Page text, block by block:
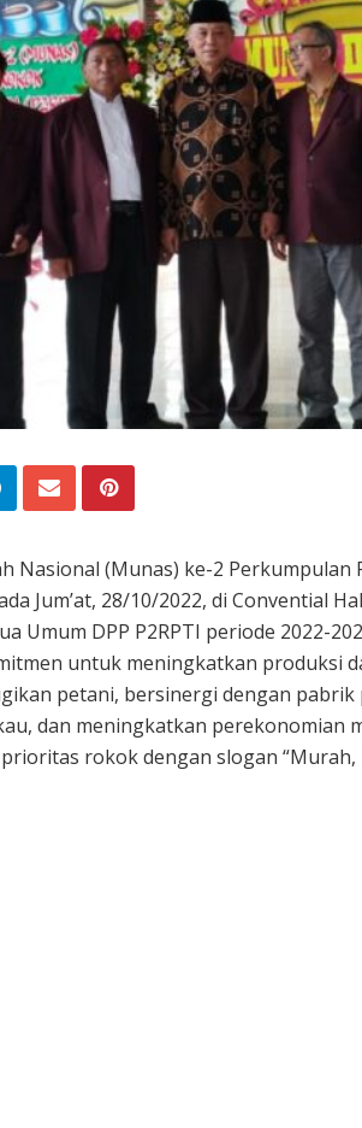
Nasional (Munas) ke-2
Jum’at, 28/10/2022, di Convential
Umum DPP P2RPTI periode 2022-
untuk meningkatkan produksi
petani, bersinergi dengan
dan meningkatkan perekonomian
rokok dengan slogan “Murah,